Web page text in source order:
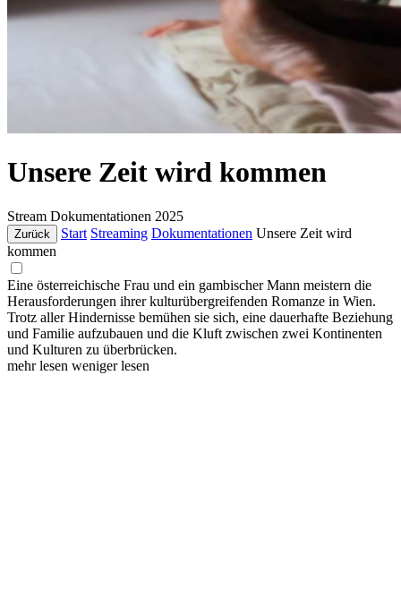
Unsere Zeit wird kommen
Stream Dokumentationen 2025
Zurück Start Streaming Dokumentationen Unsere Zeit wird
kommen
Eine österreichische Frau und ein gambischer Mann meistern die
Herausforderungen ihrer kulturübergreifenden Romanze in Wien.
Trotz aller Hindernisse bemühen sie sich, eine dauerhafte Beziehung
und Familie aufzubauen und die Kluft zwischen zwei Kontinenten
und Kulturen zu überbrücken.
mehr lesen weniger lesen